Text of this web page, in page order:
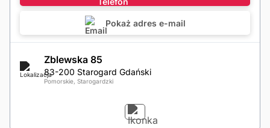
Pokaż adres e-mail
Zblewska 85
83-200 Starogard Gdański
Pomorskie, Starogardzki